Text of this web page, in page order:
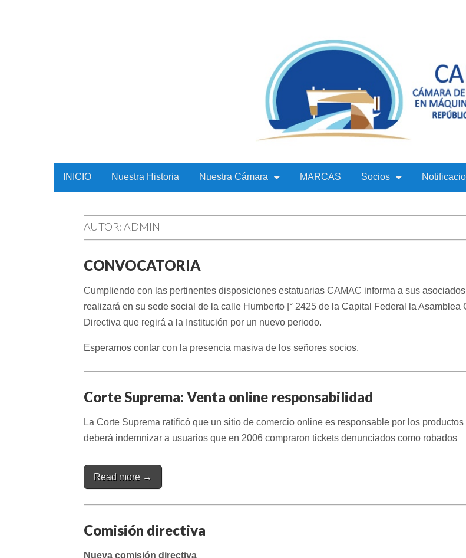
Main menu
Skip to content
INICIO Nuestra Historia Nuestra Cámara MARCAS Socios
AUTOR:ADMIN
CONVOCATORIA
Cumpliendo con las pertinentes disposiciones estatuarias CAMAC informa a sus
realizará en su sede social de la calle Humberto |° 2425 de la Capital Federal la
Directiva que regirá a la Institución por un nuevo periodo.
Esperamos contar con la presencia masiva de los señores socios.
Corte Suprema: Venta online responsabilidad
La Corte Suprema ratificó que un sitio de comercio online es responsable por los
deberá indemnizar a usuarios que en 2006 compraron tickets denunciados como robados
Read more →
Comisión directiva
Nueva comisión directiva